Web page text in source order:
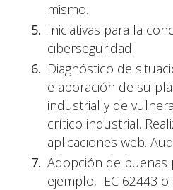
mismo.
Iniciativas para la
ciberseguridad.
Diagnóstico de
elaboración de su
industrial y de
crítico industrial.
aplicaciones web.
Adopción de buenas
ejemplo, IEC 62443